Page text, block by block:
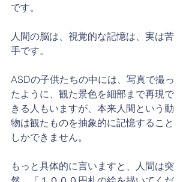
です。
人間の脳は、視覚的な記憶は、実は苦
手です。
ASDの子供たちの中には、写真で撮っ
たように、観た景色を細部まで再現で
きる人もいますが、本来人間という動
物は観たものを抽象的に記憶すること
しかできません。
もっと具体的に言いますと、人間は突